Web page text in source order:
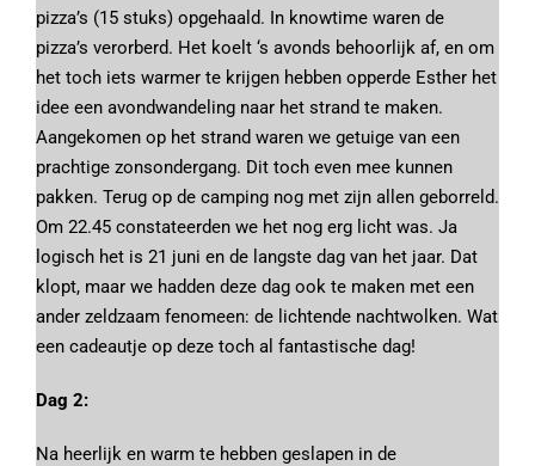
pizza’s (15 stuks) opgehaald. In knowtime waren de
pizza’s verorberd. Het koelt ‘s avonds behoorlijk af, en om
het toch iets warmer te krijgen hebben opperde Esther het
idee een avondwandeling naar het strand te maken.
Aangekomen op het strand waren we getuige van een
prachtige zonsondergang. Dit toch even mee kunnen
pakken. Terug op de camping nog met zijn allen geborreld.
Om 22.45 constateerden we het nog erg licht was. Ja
logisch het is 21 juni en de langste dag van het jaar. Dat
klopt, maar we hadden deze dag ook te maken met een
ander zeldzaam fenomeen: de lichtende nachtwolken. Wat
een cadeautje op deze toch al fantastische dag!
Dag 2:
Na heerlijk en warm te hebben geslapen in de